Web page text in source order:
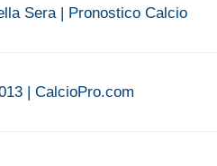
Sera | Pronostico Calcio
| CalcioPro.com